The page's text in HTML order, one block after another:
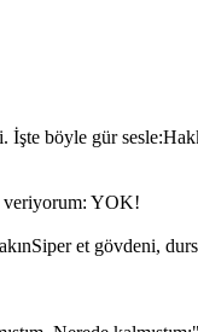
böyle gür
veriyorum: YOK!
et gövdeni,